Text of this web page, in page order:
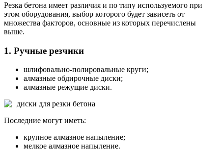
Резка бетона имеет различия и по типу используемого при
этом оборудования, выбор которого будет зависеть от
множества факторов, основные из которых перечислены
выше.
1. Ручные резчики
шлифовально-полировальные круги;
алмазные обдирочные диски;
алмазные режущие диски.
диски для резки бетона
Последние могут иметь:
крупное алмазное напыление;
мелкое алмазное напыление.